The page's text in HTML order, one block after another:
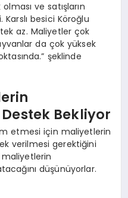
ve satışların
besici Köroğlu
az. Maliyetler çok
da çok yüksek
şeklinde
Bekliyor
etmesi için maliyetlerin
verilmesi gerektiğini
düşünüyorlar.